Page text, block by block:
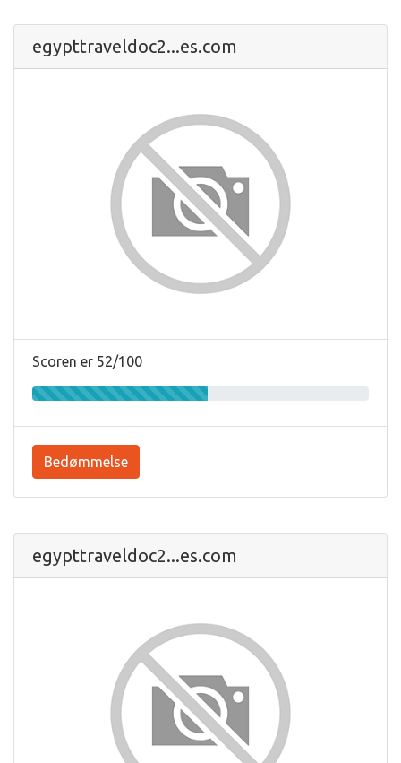
egypttraveldoc2...es.com
Scoren er 52/100
Bedømmelse
egypttraveldoc2...es.com